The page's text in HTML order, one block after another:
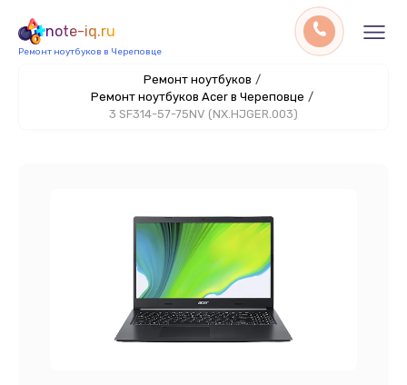
note-iq.ru
Ремонт ноутбуков в Череповце
Ремонт ноутбуков /
Ремонт ноутбуков Acer в Череповце /
3 SF314-57-75NV (NX.HJGER.003)